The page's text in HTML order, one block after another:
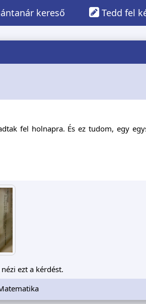
Tedd fel
kereső
fel holnapra. És ez tudom, egy
ezt a kérdést.